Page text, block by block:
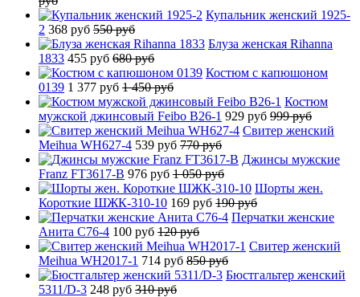
Купальник женский 1925-
2 368 руб 550 руб
Блуза женская Rihanna
1833 455 руб 680 руб
Костюм с капюшоном
0139 1 377 руб 1 450 руб
Костюм
мужской джинсовый Feibo B26-1 929 руб 999 руб
Свитер женский
Meihua WH627-4 539 руб 770 руб
Джинсы мужские
Franz FT3617-B 976 руб 1 050 руб
Шорты жен.
Короткие ШЖК-310-10 169 руб 190 руб
Перчатки женские
Анита C76-4 100 руб 120 руб
Свитер женский
Meihua WH2017-1 714 руб 850 руб
Бюстгальтер женский
5311/D-3 248 руб 310 руб